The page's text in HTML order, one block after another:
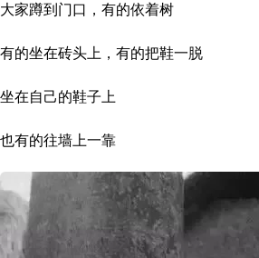
大家蹲到门口，有的依着树
有的坐在砖头上，有的把鞋一脱
坐在自己的鞋子上
也有的往墙上一靠